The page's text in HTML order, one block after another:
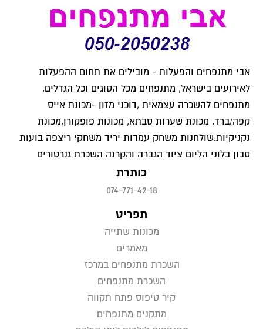
אבי מתנפחים והפעלות - מובילים את תחום ההפעלות
לאירועים בישראל, מתנפחים מכל הסוגים וכל הגדלים,
מתנפחים להשכרה עצמאית ,דוכני מזון -מכונת אייס
קפה/ברד, מכונת שערות סבתא, מכונות פופקורן,מכונת
נקניקיות.שולחנות משחק עמדות יריד משחקי ריצפה בועות
סבון בלוני הליום ציוד הגברה והקרנה השכרת גנרטורים
כותרת
074-771-42-18
תפריט
מכונות שתייה
מאמרים
השכרת מתנפחים במרכז
השכרת מתנפחים
קיר טיפוס פתח תקווה
מתקנים מתנפחים